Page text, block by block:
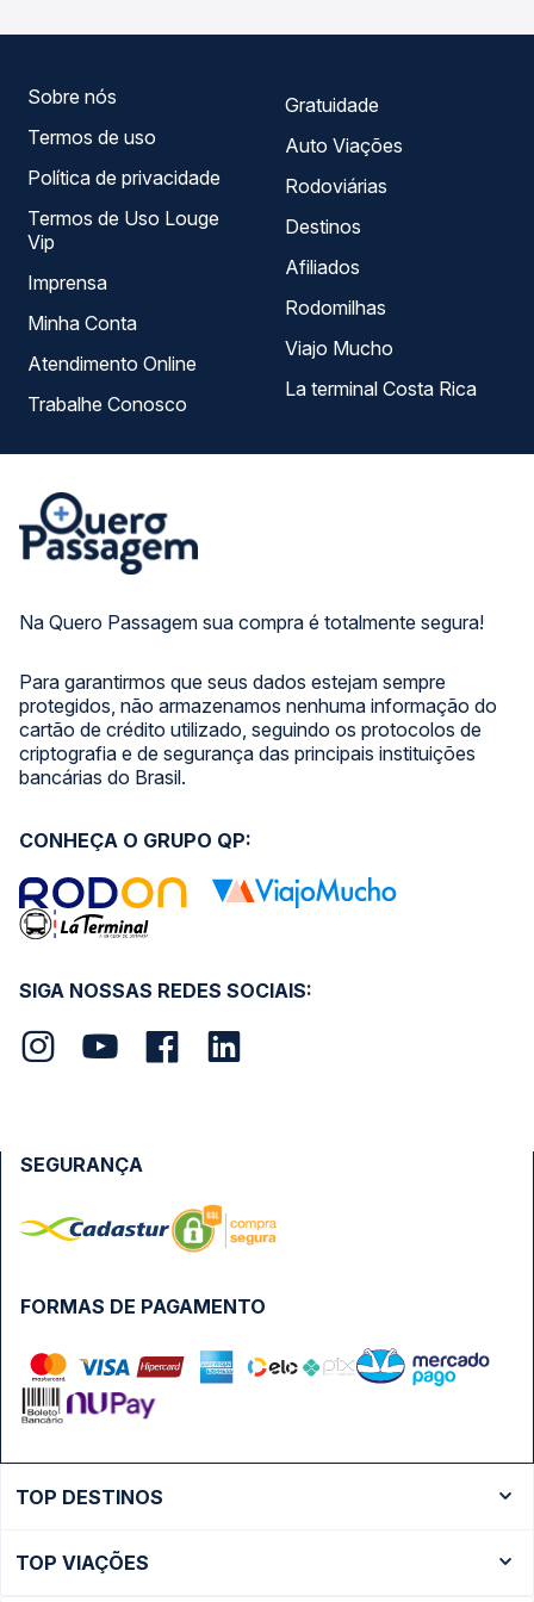
Na Quero Passagem sua compra é totalmente segura!
Para garantirmos que seus dados estejam sempre
protegidos, não armazenamos nenhuma informação do
cartão de crédito utilizado, seguindo os protocolos de
criptografia e de segurança das principais instituições
bancárias do Brasil.
Sobre nós
Termos de uso
Política de privacidade
Termos de Uso Louge
Vip
Imprensa
Minha Conta
Atendimento Online
Trabalhe Conosco
Gratuidade
Auto Viações
Rodoviárias
Destinos
Afiliados
Rodomilhas
Viajo Mucho
La terminal Costa Rica
SIGA NOSSAS REDES SOCIAIS:
CONHEÇA O GRUPO QP:
FORMAS DE PAGAMENTO
SEGURANÇA
TOP DESTINOS
Ônibus São Paulo
TOP VIAÇÕES